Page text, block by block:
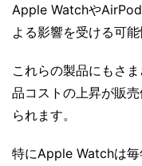
Apple Watchや
よる影響を受ける可能
これらの製品にもさ
品コストの上昇が販
られます。
特にApple Watchは